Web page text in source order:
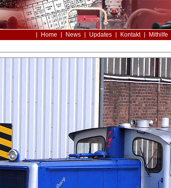
Home News Updates Kontakt Mithilfe